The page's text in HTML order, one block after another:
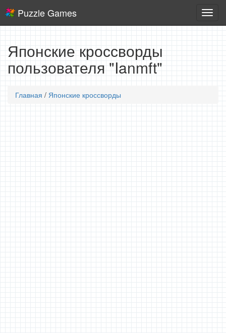
игры
Puzzle Games
Японские кроссворды
пользователя "Ianmft"
Главная / Японские кроссворды